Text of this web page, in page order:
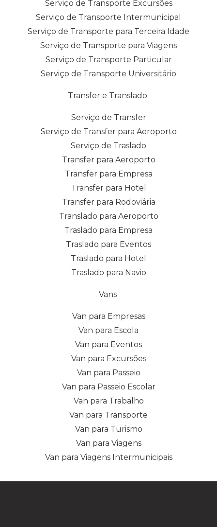
Serviço de Transporte Excursões
Serviço de Transporte Intermunicipal
Serviço de Transporte para Terceira Idade
Serviço de Transporte para Viagens
Serviço de Transporte Particular
Serviço de Transporte Universitário
Transfer e Translado
Serviço de Transfer
Serviço de Transfer para Aeroporto
Serviço de Traslado
Transfer para Aeroporto
Transfer para Empresa
Transfer para Hotel
Transfer para Rodoviária
Translado para Aeroporto
Traslado para Empresa
Traslado para Eventos
Traslado para Hotel
Traslado para Navio
Vans
Van para Empresas
Van para Escola
Van para Eventos
Van para Excursões
Van para Passeio
Van para Passeio Escolar
Van para Trabalho
Van para Transporte
Van para Turismo
Van para Viagens
Van para Viagens Intermunicipais